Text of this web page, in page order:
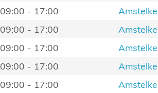
09:00 - 17:00
09:00 - 17:00
09:00 - 17:00
09:00 - 17:00
09:00 - 17:00